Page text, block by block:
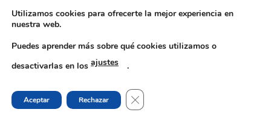
Utilizamos cookies para ofrecerte la mejor experiencia en
nuestra web.
Puedes aprender más sobre qué cookies utilizamos o
desactivarlas en los ajustes .
Aceptar Rechazar CERRAR EL BANNER DE